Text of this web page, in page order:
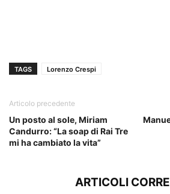
TAGS Lorenzo Crespi
Articolo precedente
Un posto al sole, Miriam
Candurro: “La soap di Rai Tre
mi ha cambiato la vita”
ARTICOLI